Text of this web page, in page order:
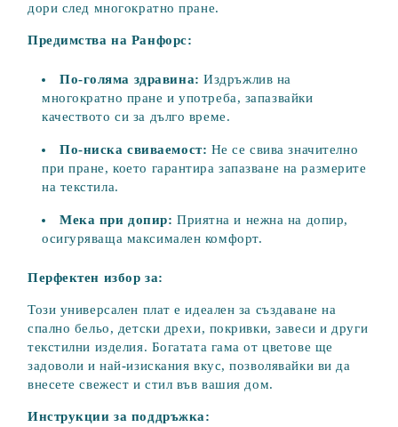
дори след многократно пране.
Предимства на Ранфорс:
По-голяма здравина: Издръжлив на
многократно пране и употреба, запазвайки
качеството си за дълго време.
По-ниска свиваемост: Не се свива значително
при пране, което гарантира запазване на размерите
на текстила.
Мека при допир: Приятна и нежна на допир,
осигуряваща максимален комфорт.
Перфектен избор за:
Този универсален плат е идеален за създаване на
спално бельо, детски дрехи, покривки, завеси и други
текстилни изделия. Богатата гама от цветове ще
задоволи и най-изискания вкус, позволявайки ви да
внесете свежест и стил във вашия дом.
Инструкции за поддръжка: